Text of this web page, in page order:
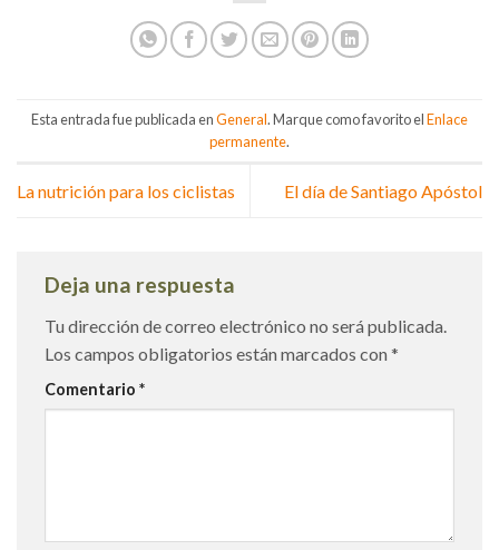
Esta entrada fue publicada enGeneral. Marque como favorito elEnlace
permanente.
La nutrición para los ciclistas El día de Santiago Apóstol
Deja una respuesta
Tu dirección de correo electrónico no será publicada.
Los campos obligatorios están marcados con *
Comentario *